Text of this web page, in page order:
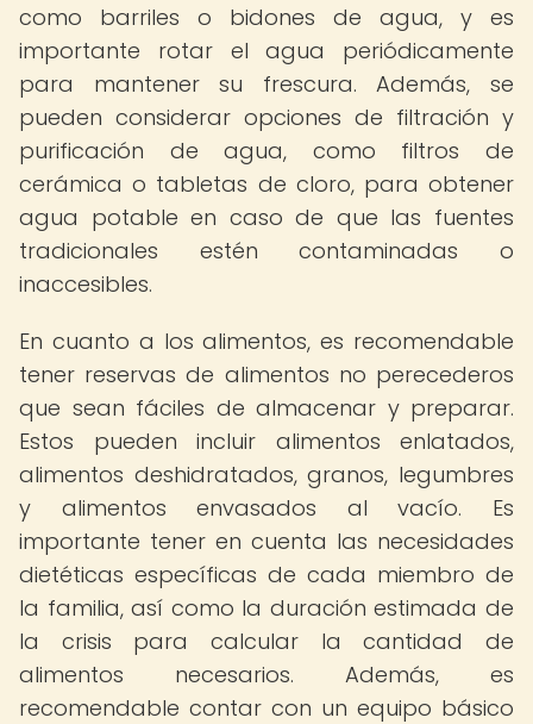
como barriles o bidones de agua, y es
importante rotar el agua periódicamente
para mantener su frescura. Además, se
pueden considerar opciones de filtración y
purificación de agua, como filtros de
cerámica o tabletas de cloro, para obtener
agua potable en caso de que las fuentes
tradicionales estén contaminadas o
inaccesibles.
En cuanto a los alimentos, es recomendable
tener reservas de alimentos no perecederos
que sean fáciles de almacenar y preparar.
Estos pueden incluir alimentos enlatados,
alimentos deshidratados, granos, legumbres
y alimentos envasados al vacío. Es
importante tener en cuenta las necesidades
dietéticas específicas de cada miembro de
la familia, así como la duración estimada de
la crisis para calcular la cantidad de
alimentos necesarios. Además, es
recomendable contar con un equipo básico